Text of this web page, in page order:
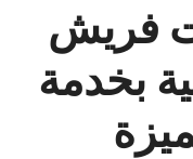
فريش
بخدمة